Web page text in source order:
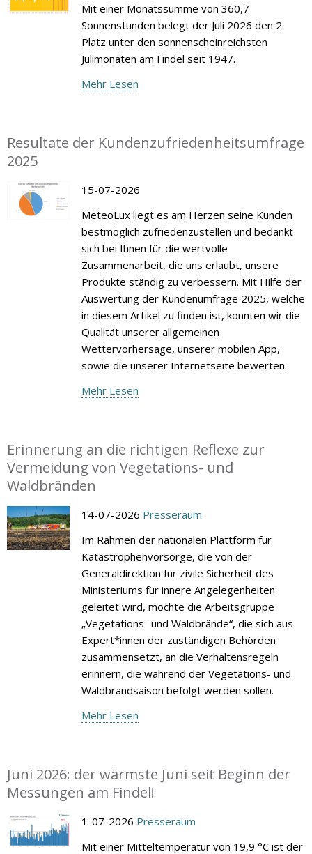
Mit einer Monatssumme von 360,7
Sonnenstunden belegt der Juli 2026 den 2.
Platz unter den sonnenscheinreichsten
Julimonaten am Findel seit 1947.
Mehr Lesen
Resultate der Kundenzufriedenheitsumfrage
2025
15-07-2026
MeteoLux liegt es am Herzen seine Kunden
bestmöglich zufriedenzustellen und bedankt
sich bei Ihnen für die wertvolle
Zusammenarbeit, die uns erlaubt, unsere
Produkte ständig zu verbessern. Mit Hilfe der
Auswertung der Kundenumfrage 2025, welche
in diesem Artikel zu finden ist, konnten wir die
Qualität unserer allgemeinen
Wettervorhersage, unserer mobilen App,
sowie die unserer Internetseite bewerten.
Mehr Lesen
Erinnerung an die richtigen Reflexe zur
Vermeidung von Vegetations- und
Waldbränden
14-07-2026 Presseraum
Im Rahmen der nationalen Plattform für
Katastrophenvorsorge, die von der
Generaldirektion für zivile Sicherheit des
Ministeriums für innere Angelegenheiten
geleitet wird, möchte die Arbeitsgruppe
„Vegetations- und Waldbrände“, die sich aus
Expert*innen der zuständigen Behörden
zusammensetzt, an die Verhaltensregeln
erinnern, die während der Vegetations- und
Waldbrandsaison befolgt werden sollen.
Mehr Lesen
Juni 2026: der wärmste Juni seit Beginn der
Messungen am Findel!
1-07-2026 Presseraum
Mit einer Mitteltemperatur von 19,9 °C ist der